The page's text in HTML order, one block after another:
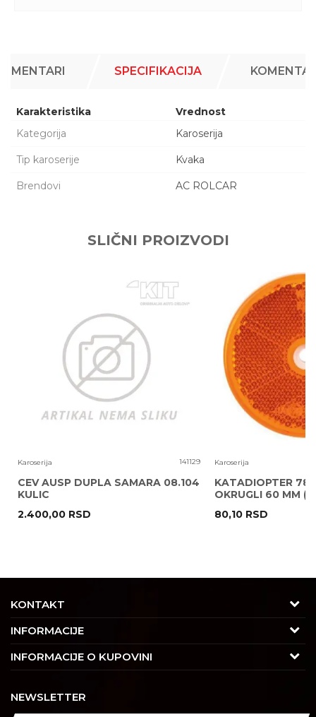
SPECIFIKACIJA
Karakteristika
Vrednost
Kategorija
Karoserija
Tip karoserije Kvaka
Brendovi AC ROLCAR
POŠALJI
SLIČNI PROIZVODI
Karoserija 141129
CEV AUSP DUPLA SAMARA 08.104
KULIC
2.400,00 RSD
Karoserija
KATADIOPTER
OKRUGLI 60 MM ( )
80,10 RSD
KONTAKT
Adresa
Trgovačka 7/2, Čukarica
11030 Beograd, Srbija
INFORMACIJE
O nama
Saradnja
INFORMACIJE O KUPOVINI
Izjava o privatnosti i sigurnosti podataka
NEWSLETTER